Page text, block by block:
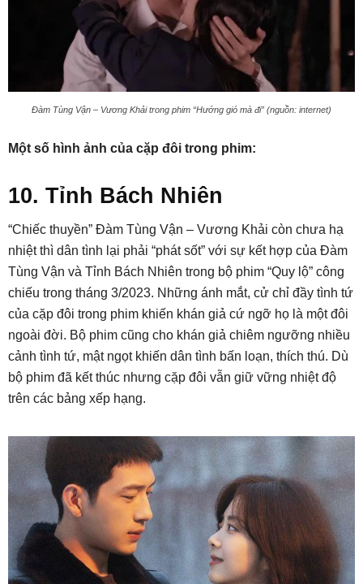
Đàm Tùng Vận – Vương Khải trong phim “Hướng gió mà đi” (nguồn: internet)
Một số hình ảnh của cặp đôi trong phim:
10. Tỉnh Bách Nhiên
“Chiếc thuyền” Đàm Tùng Vận – Vương Khải còn chưa hạ
nhiệt thì dân tình lại phải “phát sốt” với sự kết hợp của Đàm
Tùng Vận và Tỉnh Bách Nhiên trong bộ phim “Quy lộ” công
chiếu trong tháng 3/2023. Những ánh mắt, cử chỉ đầy tình tứ
của cặp đôi trong phim khiến khán giả cứ ngỡ họ là một đôi
ngoài đời. Bộ phim cũng cho khán giả chiêm ngưỡng nhiều
cảnh tình tứ, mật ngọt khiến dân tình bấn loạn, thích thú. Dù
bộ phim đã kết thúc nhưng cặp đôi vẫn giữ vững nhiệt độ
trên các bảng xếp hạng.